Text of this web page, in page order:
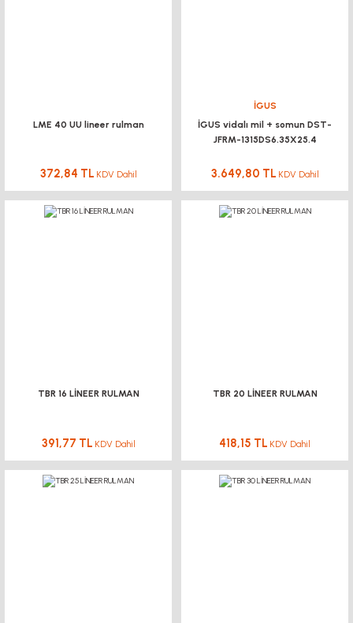
LME 40 UU lineer rulman
372,84 TL KDV Dahil
İGUS
İGUS vidalı mil + somun DST-
JFRM-1315DS6.35X25.4
3.649,80 TL KDV Dahil
TBR 16 LİNEER RULMAN
391,77 TL KDV Dahil
TBR 20 LİNEER RULMAN
418,15 TL KDV Dahil